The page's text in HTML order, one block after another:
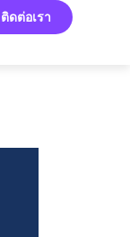
ติดต่อเรา